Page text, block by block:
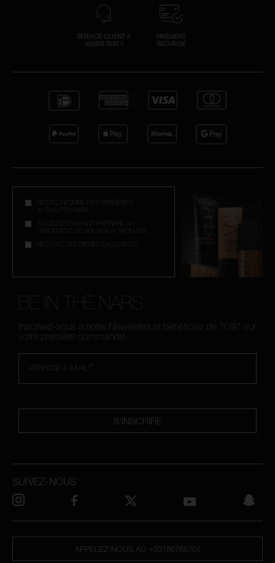
SERVICE CLIENT 5
JOURS SUR 7
PAIEMENT
SÉCURISÉ
RESTEZ INFORMÉ DES DERNIÈRES
ACTUALITÉS NARS
ACCÉDEZ EN AVANT-PREMIÈRE AU
LANCEMENT DE NOUVEAUX PRODUITS
RECEVEZ DES OFFRES EXCLUSIVES
BE IN THE NARS
Inscrivez-vous à notre Newsletter et bénéficiez de 10%* sur
votre première commande.
*
ADRESSE E-MAIL*
S'INSCRIRE
APPELEZ-NOUS AU +33186765701
SUIVEZ-NOUS